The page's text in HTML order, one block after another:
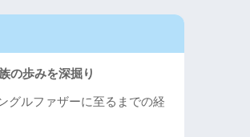
の歩みを深掘り
グルファザーに至るまでの経